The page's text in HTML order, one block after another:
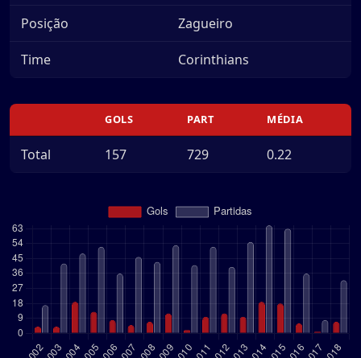
Posição Zagueiro
Time Corinthians
GOLS PART MÉDIA
Total 157 729 0.22